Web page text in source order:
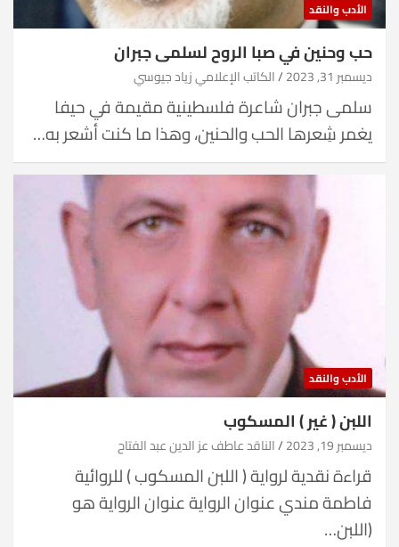
الأدب والنقد
حب وحنين في صبا الروح لسلمى جبران
ديسمبر 31, 2023 الكاتب الإعلامي زياد جيوسي
سلمى جبران شاعرة فلسطينية مقيمة في حيفا
يغمر شِعرها الحب والحنين، وهذا ما كنت أشعر به…
الأدب والنقد
اللبن ( غير ) المسكوب
ديسمبر 19, 2023 الناقد عاطف عز الدين عبد الفتاح
قراءة نقدية لرواية ( اللبن المسكوب ) للروائية
فاطمة مندي عنوان الرواية عنوان الرواية هو
(اللبن…